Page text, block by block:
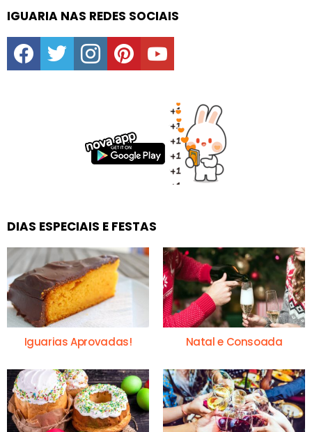
IGUARIA NAS REDES SOCIAIS
facebooktwitter instagrampinterestyoutube
DIAS ESPECIAIS E FESTAS
Iguarias Aprovadas! Natal e Consoada